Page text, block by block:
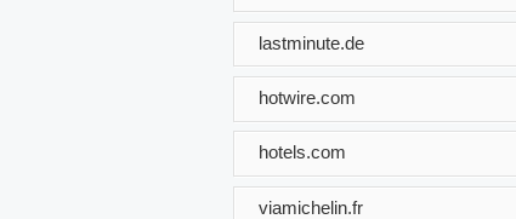
lastminute.de
hotwire.com
hotels.com
viamichelin.fr